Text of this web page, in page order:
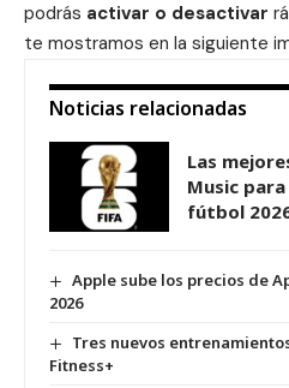
podrás activar o desactivar
te mostramos en la siguiente
Noticias relacionadas
Las
Music
fútbol
Apple sube los precios de
2026
Tres nuevos
Fitness+